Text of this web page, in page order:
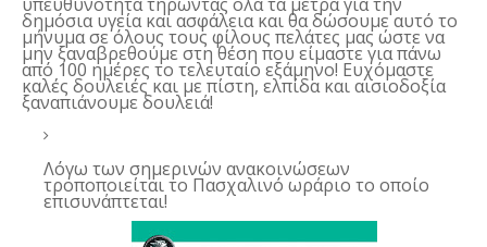
δημόσια υγεία και ασφάλεια και θα δώσουμε αυτό το
μήνυμα σε όλους τους φίλους πελάτες μας ώστε να
μην ξαναβρεθούμε στη θέση που είμαστε για πάνω
από 100 ημέρες το τελευταίο εξάμηνο! Ευχόμαστε
καλές δουλειές και με πίστη, ελπίδα και αισιοδοξία
ξαναπιάνουμε δουλειά!
Λόγω των σημερινών ανακοινώσεων
τροποποιείται το Πασχαλινό ωράριο το οποίο
επισυνάπτεται!